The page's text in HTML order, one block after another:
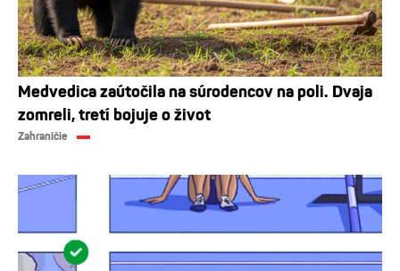
Medvedica zaútočila na súrodencov na poli. Dvaja
zomreli, tretí bojuje o život
Zahraničie